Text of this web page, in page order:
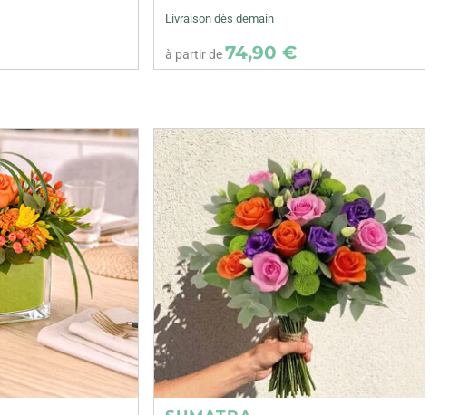
Livraison dès demain
à partir de74,90 €